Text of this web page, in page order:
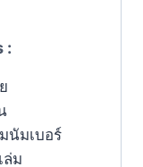
:
นัมเบอร์
ล่ม